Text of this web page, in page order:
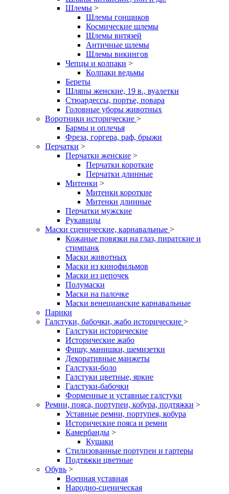
Шлемы >
Шлемы гонщиков
Космические шлемы
Шлемы витязей
Античные шлемы
Шлемы викингов
Чепцы и колпаки >
Колпаки ведьмы
Береты
Шляпы женские, 19 в., вуалетки
Стюардессы, портье, повара
Головные уборы животных
Воротники исторические >
Бармы и оплечья
Фреза, горгера, раф, брыжи
Перчатки >
Перчатки женские >
Перчатки короткие
Перчатки длинные
Митенки >
Митенки короткие
Митенки длинные
Перчатки мужские
Рукавицы
Маски сценические, карнавальные >
Кожаные повязки на глаз, пиратские и
стимпанк
Маски животных
Маски из кинофильмов
Маски из цепочек
Полумаски
Маски на палочке
Маски венецианские карнавальные
Парики
Галстуки, бабочки, жабо исторические >
Галстуки исторические
Исторические жабо
Фишу, манишки, шемизетки
Декоративные манжеты
Галстуки-боло
Галстуки цветные, яркие
Галстуки-бабочки
Форменные и уставные галстуки
Ремни, пояса, портупеи, кобура, подтяжки >
Уставные ремни, портупея, кобура
Исторические пояса и ремни
Камербанды >
Кушаки
Стилизованные портупеи и гартеры
Подтяжки цветные
Обувь >
Военная уставная
Народно-сценическая